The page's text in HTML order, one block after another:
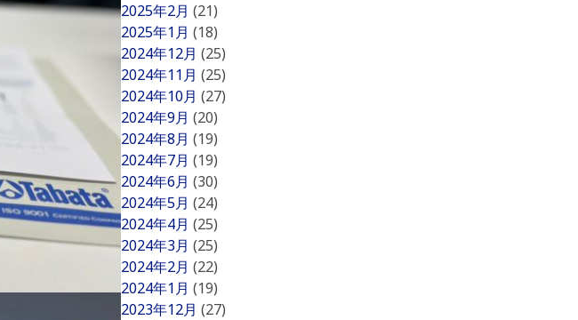
2025年2月 (21)
2025年1月 (18)
2024年12月 (25)
2024年11月 (25)
2024年10月 (27)
2024年9月 (20)
2024年8月 (19)
2024年7月 (19)
2024年6月 (30)
2024年5月 (24)
2024年4月 (25)
2024年3月 (25)
2024年2月 (22)
2024年1月 (19)
2023年12月 (27)